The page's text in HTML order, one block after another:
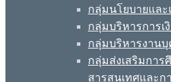
กลุ่มนโยบายและ
กลุ่มบริหารการเ
กลุ่มบริหารงาน
กลุ่มส่งเสริมการ
สารสนเทศและก